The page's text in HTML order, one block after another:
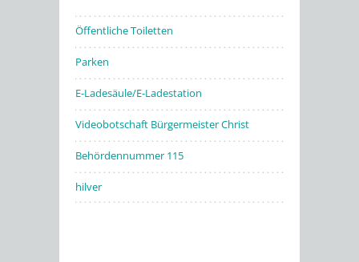
Öffentliche Toiletten
Parken
E-Ladesäule/E-Ladestation
Videobotschaft Bürgermeister Christ
Behördennummer 115
hilver